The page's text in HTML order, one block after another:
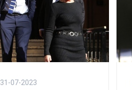
31-07-2023